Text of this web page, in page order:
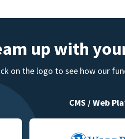
up with
on the logo to see how our
CMS / Web